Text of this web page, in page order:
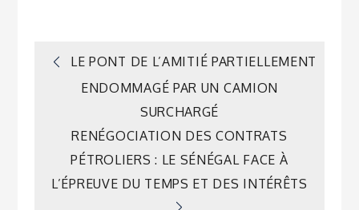
Navigation
l’article
LE PONT DE L’AMITIÉ PARTIELLEMENT
ENDOMMAGÉ PAR UN CAMION
SURCHARGÉ
RENÉGOCIATION DES CONTRATS
PÉTROLIERS : LE SÉNÉGAL FACE À
L’ÉPREUVE DU TEMPS ET DES INTÉRÊTS